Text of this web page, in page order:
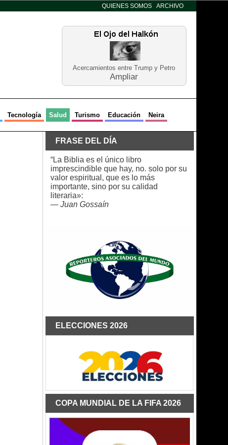
QUIENES SOMOS ARCHIVO
Acercamientos entre Trump y Petro
Ampliar
Tecnología Salud Turismo Educación Neira
FRASE DEL DÍA
“La Biblia es el único libro
imprescindible que hay, no. solo por su
valor espiritual, que es lo más
importante, sino por su calidad
literaria»:
— Juan Gossaín
ELECCIONES 2026
COPA MUNDIAL DE LA FIFA 2026